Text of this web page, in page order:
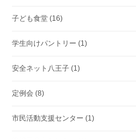
子ども食堂 (16)
学生向けパントリー (1)
安全ネット八王子 (1)
定例会 (8)
市民活動支援センター (1)